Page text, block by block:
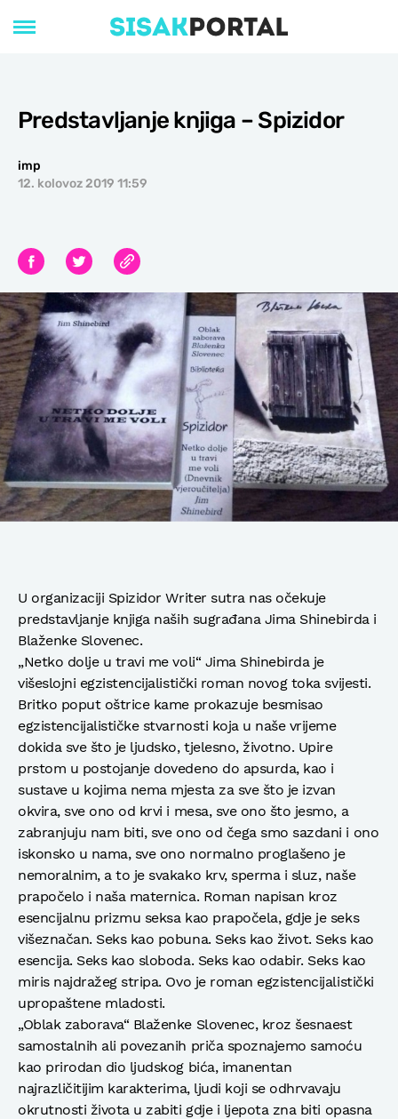
Predstavljanje knjiga – Spizidor
imp
12. kolovoz 2019 11:59
U organizaciji Spizidor Writer sutra nas očekuje
predstavljanje knjiga naših sugrađana Jima Shinebirda i
Blaženke Slovenec.
„Netko dolje u travi me voli“ Jima Shinebirda je
višeslojni egzistencijalistički roman novog toka svijesti.
Britko poput oštrice kame prokazuje besmisao
egzistencijalističke stvarnosti koja u naše vrijeme
dokida sve što je ljudsko, tjelesno, životno. Upire
prstom u postojanje dovedeno do apsurda, kao i
sustave u kojima nema mjesta za sve što je izvan
okvira, sve ono od krvi i mesa, sve ono što jesmo, a
zabranjuju nam biti, sve ono od čega smo sazdani i ono
iskonsko u nama, sve ono normalno proglašeno je
nemoralnim, a to je svakako krv, sperma i sluz, naše
prapočelo i naša maternica. Roman napisan kroz
esencijalnu prizmu seksa kao prapočela, gdje je seks
višeznačan. Seks kao pobuna. Seks kao život. Seks kao
esencija. Seks kao sloboda. Seks kao odabir. Seks kao
miris najdražeg stripa. Ovo je roman egzistencijalistički
upropaštene mladosti.
„Oblak zaborava“ Blaženke Slovenec, kroz šesnaest
samostalnih ali povezanih priča spoznajemo samoću
kao prirodan dio ljudskog bića, imanentan
najrazličitijim karakterima, ljudi koji se odhrvavaju
okrutnosti života u zabiti gdje i ljepota zna biti opasna